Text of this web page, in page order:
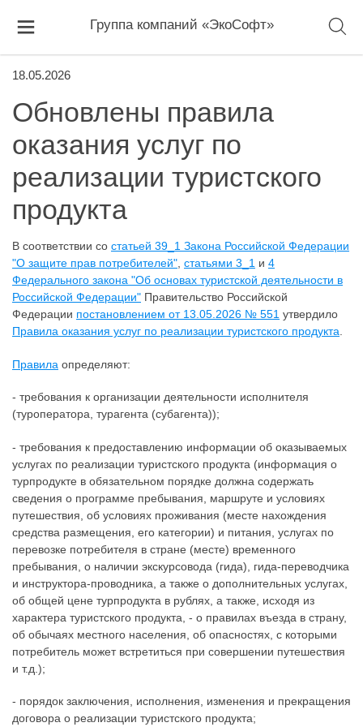
Группа компаний «ЭкоСофт»
18.05.2026
Обновлены правила
оказания услуг по
реализации туристского
продукта
В соответствии со статьей 39_1 Закона Российской Федерации
"О защите прав потребителей" статьями 3_1 и 4
Федерального закона "Об основах туристской деятельности в
Российской Федерации" Правительство Российской
Федерации постановлением от 13.05.2026 № 551 утвердило
Правила оказания услуг по реализации туристского продукта
Правила определяют:
- требования к организации деятельности исполнителя
(туроператора, турагента (субагента));
- требования к предоставлению информации об оказываемых
услугах по реализации туристского продукта (информация о
турпродукте в обязательном порядке должна содержать
сведения о программе пребывания, маршруте и условиях
путешествия, об условиях проживания (месте нахождения
средства размещения, его категории) и питания, услугах по
перевозке потребителя в стране (месте) временного
пребывания, о наличии экскурсовода (гида), гида-переводчика
и инструктора-проводника, а также о дополнительных услугах,
об общей цене турпродукта в рублях, а также, исходя из
характера туристского продукта, - о правилах въезда в страну,
об обычаях местного населения, об опасностях, с которыми
потребитель может встретиться при совершении путешествия
и т.д.);
- порядок заключения, исполнения, изменения и прекращения
договора о реализации туристского продукта;